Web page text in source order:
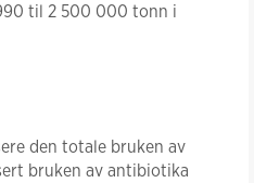
til 2 500 000 tonn i
den totale bruken av
bruken av antibiotika